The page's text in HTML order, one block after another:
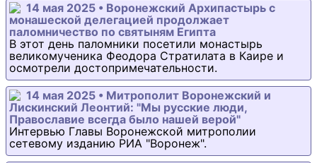
14 мая 2025 • Воронежский Архипастырь с
монашеской делегацией продолжает
паломничество по святыням Египта
В этот день паломники посетили монастырь
великомученика Феодора Стратилата в Каире и
осмотрели достопримечательности.
14 мая 2025 • Митрополит Воронежский и
Лискинский Леонтий: "Мы русские люди,
Православие всегда было нашей верой"
Интервью Главы Воронежской митрополии
сетевому изданию РИА "Воронеж".